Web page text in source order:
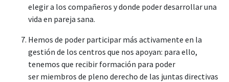
elegir a los compañeros y donde poder desarrollar una
vida en pareja sana.
Hemos de poder participar más activamente en la
gestión de los centros que nos apoyan: para ello,
tenemos que recibir formación para poder
ser miembros de pleno derecho de las juntas directivas